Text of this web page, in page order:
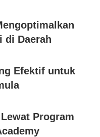
di Daerah
Efektif untuk
Program